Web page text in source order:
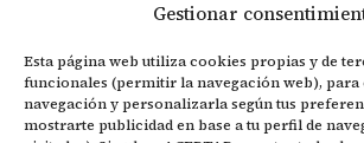
Gestionar
Esta página web utiliza cookies propias y de
funcionales (permitir la navegación web),
navegación y personalizarla según tus
mostrarte publicidad en base a tu perfil de